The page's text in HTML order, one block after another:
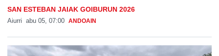
SAN ESTEBAN JAIAK GOIBURUN 2026
Aiurri abu 05, 07:00 ANDOAIN